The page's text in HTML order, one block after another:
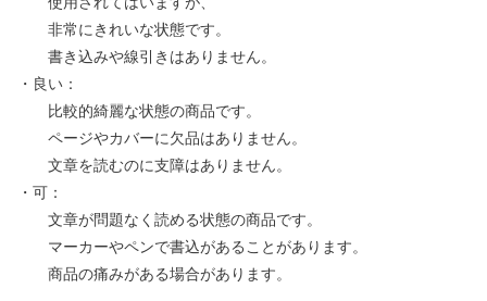
非常にきれいな状態です。
書き込みや線引きはありません。
・良い：
比較的綺麗な状態の商品です。
ページやカバーに欠品はありません。
文章を読むのに支障はありません。
・可：
文章が問題なく読める状態の商品です。
マーカーやペンで書込があることがあります。
商品の痛みがある場合があります。